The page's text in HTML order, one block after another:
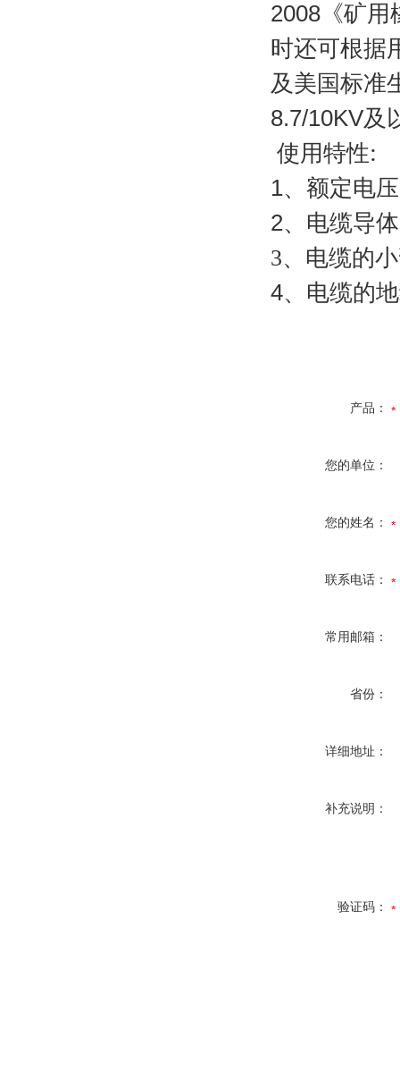
2008 《矿用
时还可根据
及美国标准
8.7/10KV及
使用特性:
1、额定电压
2、电缆导
3、电缆的
4、电缆的
产品：
您的单位：
您的姓名：
联系电话：
常用邮箱：
省份：
详细地址：
补充说明：
验证码：